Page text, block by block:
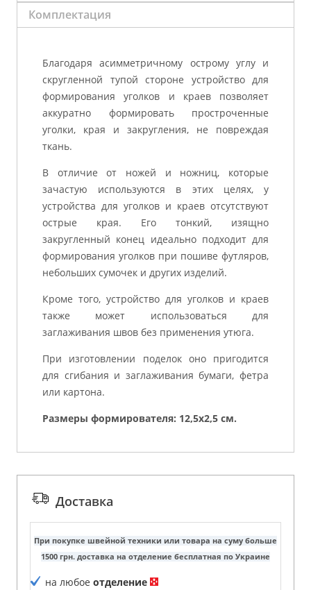
Комплектация
Благодаря асимметричному острому углу и
скругленной тупой стороне устройство для
формирования уголков и краев позволяет
аккуратно формировать простроченные
уголки, края и закругления, не повреждая
ткань.
В отличие от ножей и ножниц, которые
зачастую используются в этих целях, у
устройства для уголков и краев отсутствуют
острые края. Его тонкий, изящно
закругленный конец идеально подходит для
формирования уголков при пошиве футляров,
небольших сумочек и других изделий.
Кроме того, устройство для уголков и краев
также может использоваться для
заглаживания швов без применения утюга.
При изготовлении поделок оно пригодится
для сгибания и заглаживания бумаги, фетра
или картона.
Размеры формирователя: 12,5х2,5 cм.
Доставка
При покупке швейной техники или товара на суму больше
1500 грн. доставка на отделение бесплатная по Украине
на любое отделение